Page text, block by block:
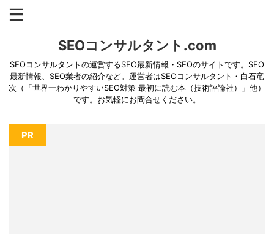
SEOコンサルタント.com
SEOコンサルタントの運営するSEO最新情報・SEOのサイトです。SEO
最新情報、SEO業者の紹介など。運営者はSEOコンサルタント・白石竜
次（「世界一わかりやすいSEO対策 最初に読む本（技術評論社）」他）
です。お気軽にお問合せください。
PR